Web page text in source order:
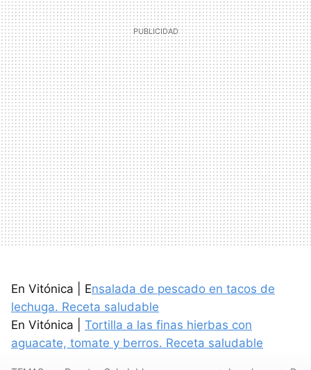
En Vitónica | Ensalada de pescado en tacos de
lechuga. Receta saludable
En Vitónica | Tortilla a las finas hierbas con
aguacate, tomate y berros. Receta saludable